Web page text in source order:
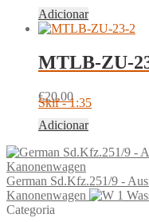
Adicionar
MTLB-ZU-
€20.00
Skif - 1:35
Adicionar
German Sd.Kfz.251/9 -
Kanonenwagen
Categoria